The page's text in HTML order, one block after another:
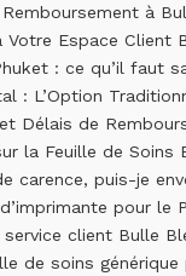
à
Votre Espace Client
: ce qu’il faut
: L’Option
Délais de
la Feuille de Soins
carence, puis-je
pour le
client Bulle
de soins